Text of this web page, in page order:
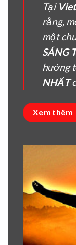
Tại
rằng,
một
SÁNG
hướng
NHẤT
Xem thêm